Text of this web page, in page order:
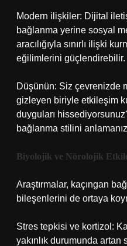
Modern ilişkiler: Dijital
bağlanma yerine sosyal
aracılığıyla sınırlı ilişki
eğilimlerini güçlendirebilir.
Düşünün: Siz çevrenizde
gizleyen biriyle etkileşim
duyguları
bağlanma stilini
Biyolojik ve Nörolojik
Araştırmalar, kaçıngan
bileşenlerini de ortaya
Stres tepkisi ve kortizol:
yakınlık durumunda artan